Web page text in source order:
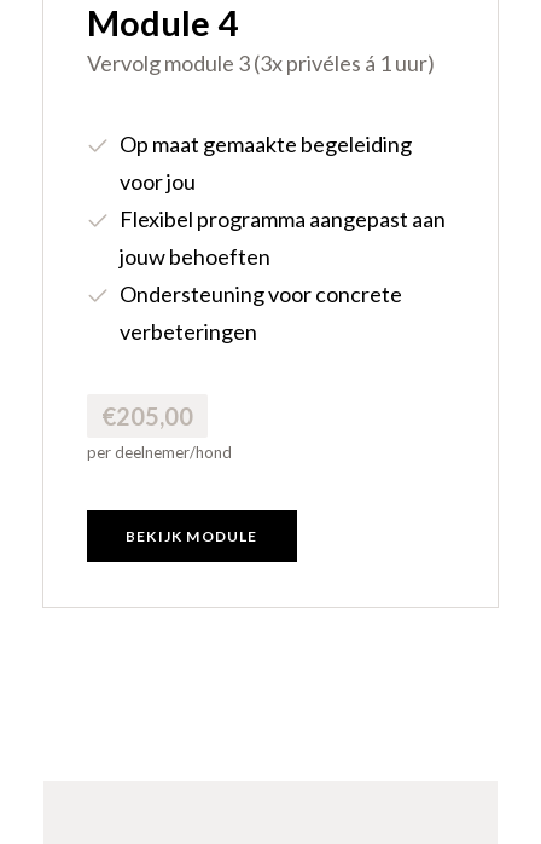
Module 4
Vervolg module 3 (3x privéles á 1 uur)
Op maat gemaakte begeleiding
voor jou
Flexibel programma aangepast aan
jouw behoeften
Ondersteuning voor concrete
verbeteringen
€205,00
per deelnemer/hond
BEKIJK MODULE